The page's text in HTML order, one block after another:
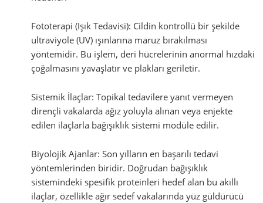
Fototerapi (Işık Tedavisi): Cildin kontrollü bir şekilde
ultraviyole (UV) ışınlarına maruz bırakılması
yöntemidir. Bu işlem, deri hücrelerinin anormal hızdaki
çoğalmasını yavaşlatır ve plakları geriletir.
Sistemik İlaçlar: Topikal tedavilere yanıt vermeyen
dirençli vakalarda ağız yoluyla alınan veya enjekte
edilen ilaçlarla bağışıklık sistemi modüle edilir.
Biyolojik Ajanlar: Son yılların en başarılı tedavi
yöntemlerinden biridir. Doğrudan bağışıklık
sistemindeki spesifik proteinleri hedef alan bu akıllı
ilaçlar, özellikle ağır sedef vakalarında yüz güldürücü